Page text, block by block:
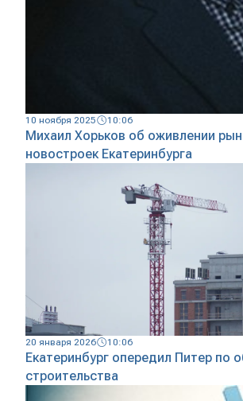
10 ноября 2025 10:06
Михаил Хорьков об оживлении
новостроек Екатеринбурга
20 января 2026 10:06
Екатеринбург опередил Питер по
строительства